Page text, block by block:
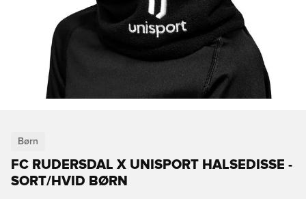
Børn
FC RUDERSDAL X UNISPORT HALSEDISSE -
SORT/HVID BØRN